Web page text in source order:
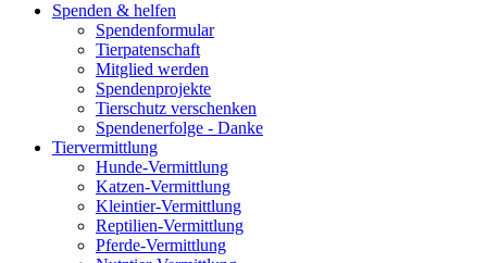
Spenden & helfen
Spendenformular
Tierpatenschaft
Mitglied werden
Spendenprojekte
Tierschutz verschenken
Spendenerfolge - Danke
Tiervermittlung
Hunde-Vermittlung
Katzen-Vermittlung
Kleintier-Vermittlung
Reptilien-Vermittlung
Pferde-Vermittlung